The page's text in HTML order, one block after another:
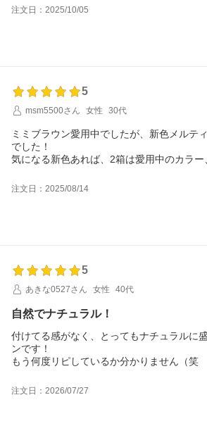
からこそ違いがわかる。前の方が質は良かっ
注文日：2025/10/05
5
msm5500さん
女性 30代
ミミブラウン愛用中でしたが、新色メルテ
でした！
気になる新色あれば、2箱は愛用中のカラー
着色直径も色々あって、本当に自分に合っ
メルティーハニー、今っぽカラコンで盛れ
注文日：2025/08/14
5
あきな0527さん
女性 40代
自然でナチュラル！
付けてる感がなく、とってもナチュラルに
ンです！
もう何度リピしているか分かりません（笑
注文日：2026/07/27